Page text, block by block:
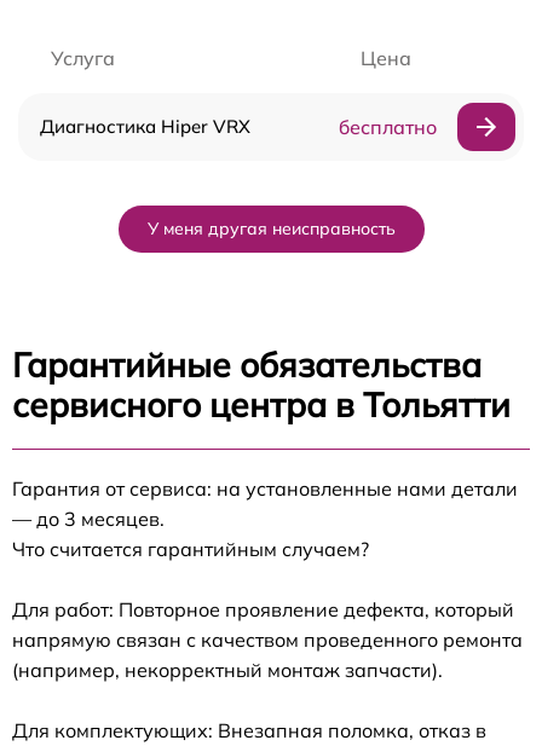
Услуга Цена
Диагностика Hiper VRX бесплатно
У меня другая неисправность
Гарантийные обязательства
сервисного центра в Тольятти
Гарантия от сервиса: на установленные нами детали
— до 3 месяцев.
Что считается гарантийным случаем?
Для работ: Повторное проявление дефекта, который
напрямую связан с качеством проведенного ремонта
(например, некорректный монтаж запчасти).
Для комплектующих: Внезапная поломка, отказ в